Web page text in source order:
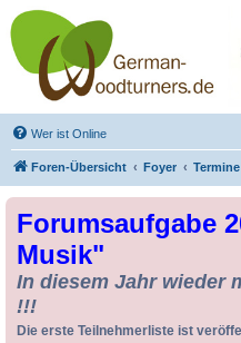
Drechseln und
Kunsthandwerk -
German-Woodturners
*Forum Sauerland*
Der Treffpunkt für Drechsler und Freunde
Wer ist Online
Foren-Übersicht Foyer
Forumsaufgabe
Musik"
In diesem Jahr wieder
!!!
Die erste Teilnehmerliste ist